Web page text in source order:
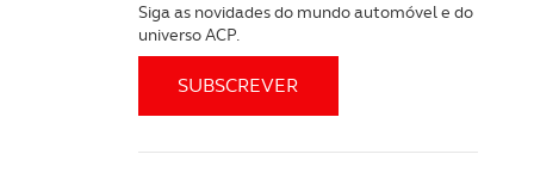
Siga as novidades do mundo automóvel e do
universo ACP.